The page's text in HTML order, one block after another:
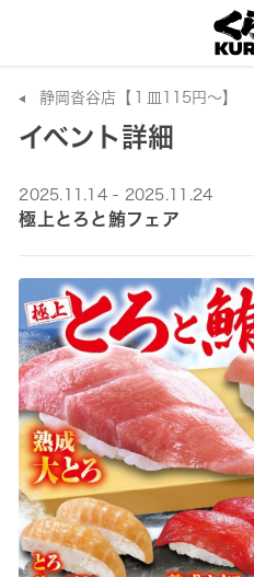
静岡沓谷店【１皿115円～】
イベント詳細
2025.11.14 - 2025.11.24
極上とろと鮪フェア